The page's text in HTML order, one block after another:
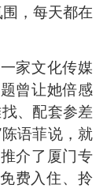
，每天都在
家文化传媒
曾让她倍感
、配套参差
语菲说，就
介了厦门专
费入住、拎